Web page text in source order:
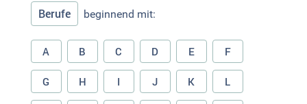
Berufe beginnend mit:
A B C D E F
G H I J K L